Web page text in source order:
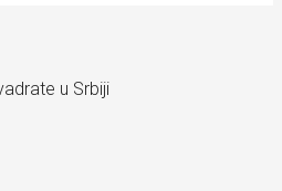
u Srbiji